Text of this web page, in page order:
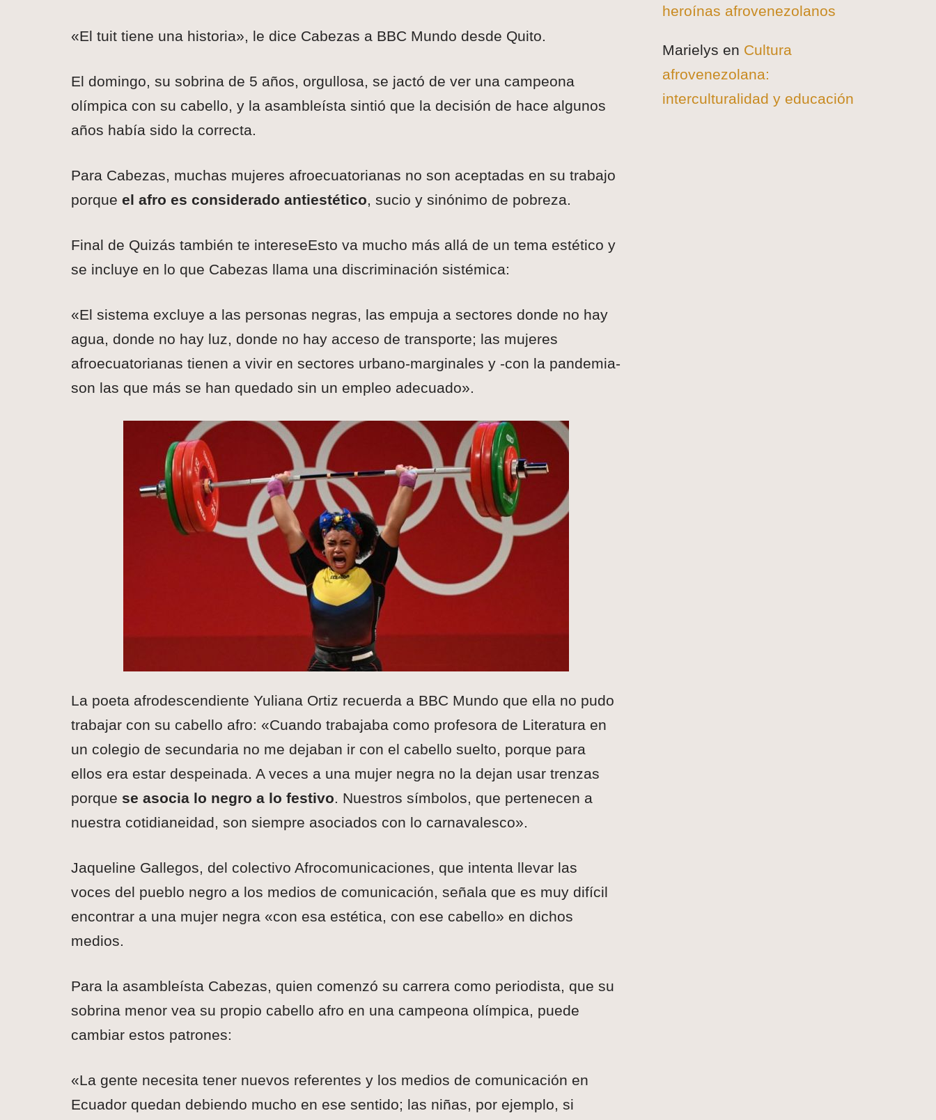
«El tuit tiene una historia», le dice Cabezas a BBC Mundo desde Quito.
El domingo, su sobrina de 5 años, orgullosa, se jactó de ver una campeona
olímpica con su cabello, y la asambleísta sintió que la decisión de hace algunos
años había sido la correcta.
Para Cabezas, muchas mujeres afroecuatorianas no son aceptadas en su trabajo
porque el afro es considerado antiestético, sucio y sinónimo de pobreza.
Final de Quizás también te intereseEsto va mucho más allá de un tema estético y
se incluye en lo que Cabezas llama una discriminación sistémica:
«El sistema excluye a las personas negras, las empuja a sectores donde no hay
agua, donde no hay luz, donde no hay acceso de transporte; las mujeres
afroecuatorianas tienen a vivir en sectores urbano-marginales y -con la pandemia-
son las que más se han quedado sin un empleo adecuado».
La poeta afrodescendiente Yuliana Ortiz recuerda a BBC Mundo que ella no pudo
trabajar con su cabello afro: «Cuando trabajaba como profesora de Literatura en
un colegio de secundaria no me dejaban ir con el cabello suelto, porque para
ellos era estar despeinada. A veces a una mujer negra no la dejan usar trenzas
porque se asocia lo negro a lo festivo. Nuestros símbolos, que pertenecen a
nuestra cotidianeidad, son siempre asociados con lo carnavalesco».
Jaqueline Gallegos, del colectivo Afrocomunicaciones, que intenta llevar las
voces del pueblo negro a los medios de comunicación, señala que es muy difícil
encontrar a una mujer negra «con esa estética, con ese cabello» en dichos
medios.
Para la asambleísta Cabezas, quien comenzó su carrera como periodista, que su
sobrina menor vea su propio cabello afro en una campeona olímpica, puede
cambiar estos patrones:
«La gente necesita tener nuevos referentes y los medios de comunicación en
Ecuador quedan debiendo mucho en ese sentido; las niñas, por ejemplo, si
heroínas afrovenezolanos
Marielys en Cultura
afrovenezolana:
interculturalidad y educación